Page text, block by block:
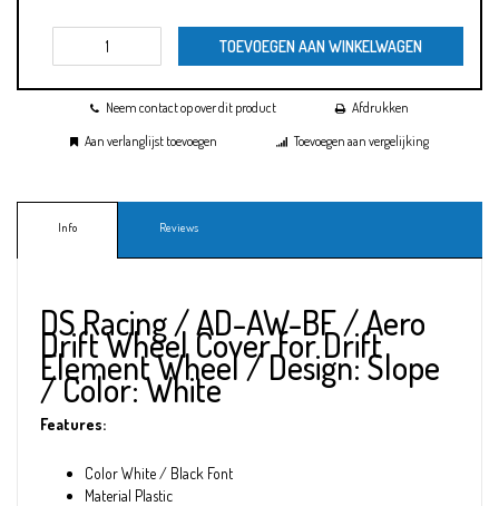
TOEVOEGEN AAN WINKELWAGEN
Neem contact op over dit product
Afdrukken
Aan verlanglijst toevoegen
Toevoegen aan vergelijking
Info Reviews
DS Racing / AD-AW-BF / Aero
Drift Wheel Cover for Drift
Element Wheel / Design: Slope
/ Color: White
Features:
Color White / Black Font
Material Plastic